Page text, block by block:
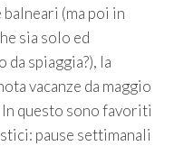
(ma poi in
sia solo ed
spiaggia?), la
vacanze da maggio
questo sono favoriti
pause settimanali